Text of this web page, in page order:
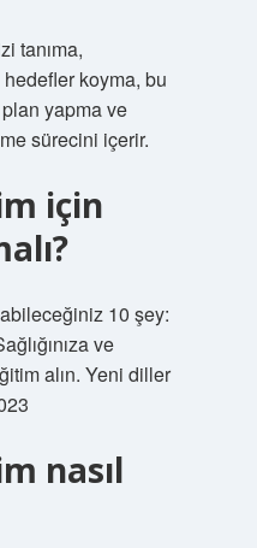
tanıma,
koyma, bu
yapma ve
sürecini içerir.
için
10 şey:
ve
alın. Yeni diller
nasıl